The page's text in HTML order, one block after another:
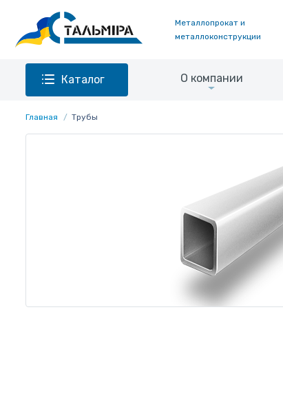
Металлопрокат и
металлоконструкции
Каталог О компании
Главная Трубы